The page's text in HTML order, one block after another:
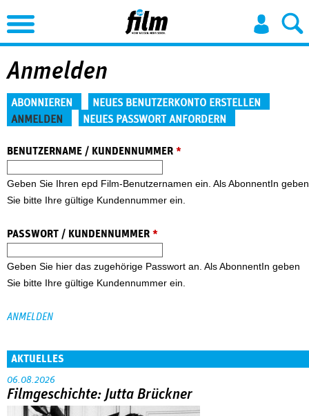
Jump to Navigation
Anmelden
Haupt-Reiter
ABONNIEREN
NEUES BENUTZERKONTO ERSTELLEN
ANMELDEN
NEUES PASSWORT ANFORDERN
BENUTZERNAME / KUNDENNUMMER *
Geben Sie Ihren epd Film-Benutzernamen ein. Als AbonnentIn geben
Sie bitte Ihre gültige Kundennummer ein.
PASSWORT / KUNDENNUMMER *
Geben Sie hier das zugehörige Passwort an. Als AbonnentIn geben
Sie bitte Ihre gültige Kundennummer ein.
AKTUELLES
06.08.2026
Filmgeschichte: Jutta Brückner